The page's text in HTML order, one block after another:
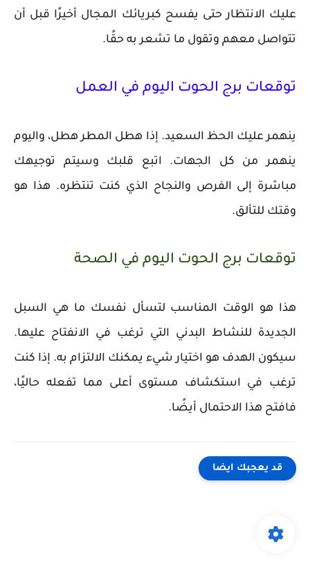
عليك الانتظار حتى يفسح كبريائك المجال أخيرًا قبل أن
تتواصل معهم وتقول ما تشعر به حقًا.
توقعات برج الحوت اليوم في العمل
ينهمر عليك الحظ السعيد. إذا هطل المطر هطل، واليوم
ينهمر من كل الجهات. اتبع قلبك وسيتم توجيهك
مباشرة إلى الفرص والنجاح الذي كنت تنتظره. هذا هو
وقتك للتألق.
توقعات برج الحوت اليوم في الصحة
هذا هو الوقت المناسب لتسأل نفسك ما هي السبل
الجديدة للنشاط البدني التي ترغب في الانفتاح عليها.
سيكون الهدف هو اختيار شيء يمكنك الالتزام به. إذا كنت
ترغب في استكشاف مستوى أعلى مما تفعله حاليًا،
فافتح هذا الاحتمال أيضًا.
قد يعجبك ايضا